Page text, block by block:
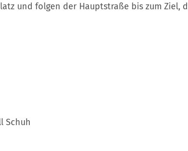
und folgen der Hauptstraße bis zum Ziel,
Schuh